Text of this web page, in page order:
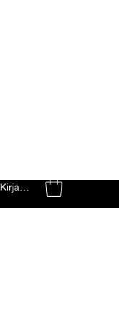
Kirjaudu